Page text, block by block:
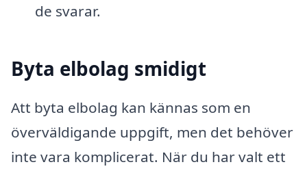
de svarar.
Byta elbolag smidigt
Att byta elbolag kan kännas som en
överväldigande uppgift, men det behöver
inte vara komplicerat. När du har valt ett